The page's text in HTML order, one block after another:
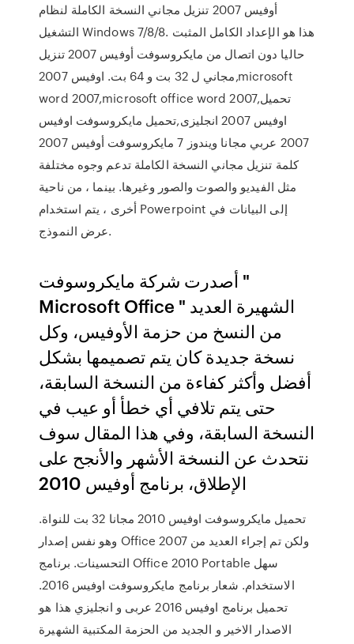
أوفيس 2007 تنزيل مجاني النسخة الكاملة لنظام
التشغيل Windows 7/8/8. هذا هو الإعداد الكامل المثبت
حاليا دون اتصال من مايكروسوفت أوفيس 2007 تنزيل
مجاني ل 32 بت و 64 بت. اوفيس 2007,microsoft
word 2007,microsoft office word 2007,تحميل
اوفيس 2007 انجليزى,تحميل مايكروسوفت اوفيس
2007 عربي مجانا ويندوز 7 مايكروسوفت أوفيس 2007
كلمة تنزيل مجاني النسخة الكاملة تدعم وجوه مختلفة
مثل الفيديو والصوت والصور وغيرها. بينما ، من ناحية
أخرى ، يتم استخدام Powerpoint إلى البيانات في
عرض النموذج.
أصدرت شركة مايكروسوفت "
Microsoft Office " الشهيرة العديد
من النسخ من حزمة الأوفيس، وكل
نسخة جديدة كان يتم تصميمها بشكل
أفضل وأكثر كفاءة من النسخة السابقة،
حتى يتم تلافي أي خطأ أو عيب في
النسخة السابقة، وفي هذا المقال سوف
نتحدث عن النسخة الأشهر والأنجح على
الإطلاق، برنامج أوفيس 2010
تحميل مايكروسوفت اوفيس 2010 مجانا 32 بت للنواة.
وهو نفس إصدار Office 2007 ولكن تم إجراء العديد من
التحسينات. برنامج Office 2010 Portable سهل
الاستخدام. شعار برنامج مايكروسوفت اوفيس 2016.
تحميل برنامج اوفيس 2016 عربى و انجليزي هذا هو
الاصدار الاخير و الجديد من الحزمة المكتبية الشهيرة